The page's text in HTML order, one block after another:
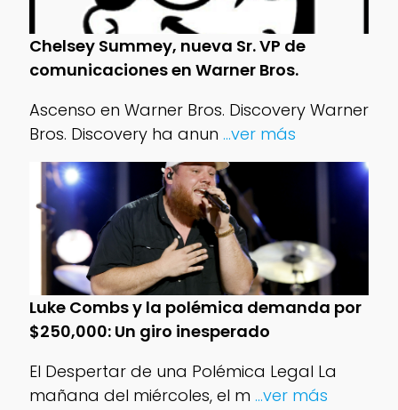
Chelsey Summey, nueva Sr. VP de
comunicaciones en Warner Bros.
Ascenso en Warner Bros. Discovery Warner
Bros. Discovery ha anun ...ver más
Luke Combs y la polémica demanda por
$250,000: Un giro inesperado
El Despertar de una Polémica Legal La
mañana del miércoles, el m ...ver más